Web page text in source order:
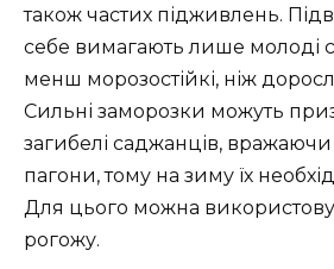
також частих підживлень.
себе вимагають лише молоді
менш морозостійкі, ніж
Сильні заморозки можуть
загибелі саджанців,
пагони, тому на зиму їх
Для цього можна
рогожу.